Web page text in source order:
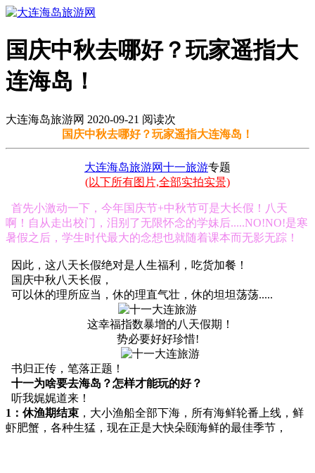
国庆中秋去哪好？玩家遥指大
连海岛！
大连海岛旅游网 2020-09-21 阅读次
国庆中秋去哪好？玩家遥指大连海岛！
大连海岛旅游网十一旅游专题
(以下所有图片,全部实拍实景)
首先小激动一下，今年国庆节+中秋节可是大长假！八天
啊！自从走出校门，泪别了无限怀念的学妹后.....NO!NO!是寒
暑假之后，学生时代最大的念想也就随着课本而无影无踪！
因此，这八天长假绝对是人生福利，吃货加餐！
国庆中秋八天长假，
可以休的理所应当，休的理直气壮，休的坦坦荡荡.....
这幸福指数暴增的八天假期！
势必要好好珍惜!
书归正传，笔落正题！
十一为啥要去海岛？怎样才能玩的好？
听我娓娓道来！
1：休渔期结束 ，大小渔船全部下海，所有海鲜轮番上线，鲜
虾肥蟹，各种生猛，现在正是大快朵颐海鲜的最佳季节，